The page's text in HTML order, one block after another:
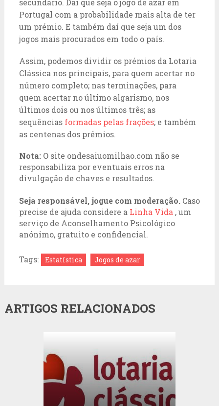
secundário. Daí que seja o jogo de azar em
Portugal com a probabilidade mais alta de ter
um prémio. E também daí que seja um dos
jogos mais procurados em todo o país.
Assim, podemos dividir os prémios da Lotaria
Clássica nos principais, para quem acertar no
número completo; nas terminações, para
quem acertar no último algarismo, nos
últimos dois ou nos últimos três; as
sequências formadas pelas frações; e também
as centenas dos prémios.
Nota:O site ondesaiuomilhao.com não se
responsabiliza por eventuais erros na
divulgação de chaves e resultados.
Seja responsável, jogue com moderação.Caso
precise de ajuda considere a Linha Vida , um
serviço de Aconselhamento Psicológico
anónimo, gratuito e confidencial.
Tags: Estatística Jogos de azar
ARTIGOS RELACIONADOS